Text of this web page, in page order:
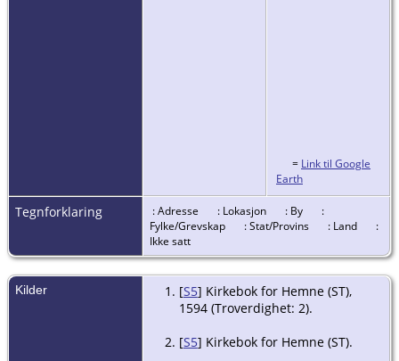
= Link til Google
Earth
Tegnforklaring : Adresse : Lokasjon : By
:
Fylke/Grevskap
: Stat/Provins : Land
:
Ikke satt
Kilder [S5] Kirkebok for Hemne (ST),
1594 (Troverdighet: 2).
[S5] Kirkebok for Hemne (ST).